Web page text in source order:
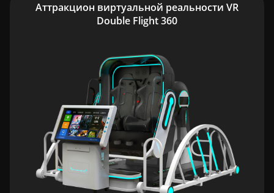
Аттракцион виртуальной реальности VR
Double Flight 360